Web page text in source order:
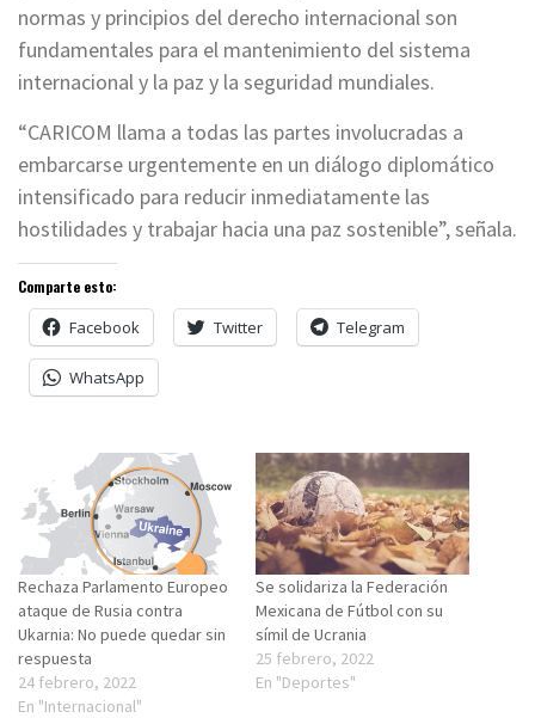
normas y principios del derecho internacional son
fundamentales para el mantenimiento del sistema
internacional y la paz y la seguridad mundiales.
“CARICOM llama a todas las partes involucradas a
embarcarse urgentemente en un diálogo diplomático
intensificado para reducir inmediatamente las
hostilidades y trabajar hacia una paz sostenible”, señala.
Comparte esto:
Facebook Twitter Telegram
WhatsApp
Rechaza Parlamento Europeo
ataque de Rusia contra
Ukarnia: No puede quedar sin
respuesta
24 febrero, 2022
En "Internacional"
Se solidariza la Federación
Mexicana de Fútbol con su
símil de Ucrania
25 febrero, 2022
En "Deportes"